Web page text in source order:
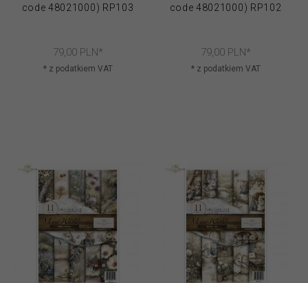
code 48021000) RP103
79, 00 PLN*
* z podatkiem VAT
code 48021000) RP102
79, 00 PLN*
* z podatkiem VAT